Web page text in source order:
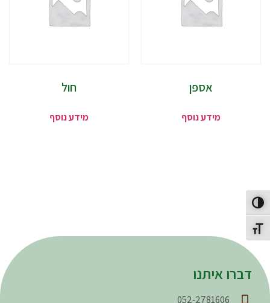
הפעל/כבה ניגודיות גבוהה
מתג גודל גופן
אספן
מידע נוסף
חול
מידע נוסף
דברו איתנו
052-2781606